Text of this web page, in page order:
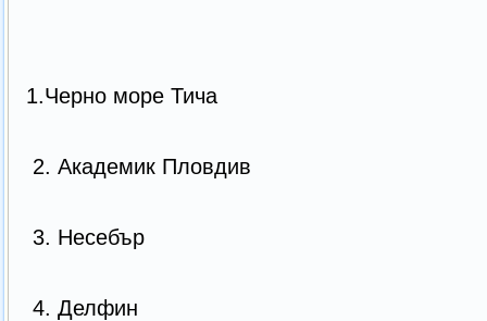
1.Черно море Тича
2. Академик Пловдив
3. Несебър
4. Делфин